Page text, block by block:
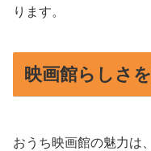
ります。
映画館らしさ
おうち映画館の魅力は